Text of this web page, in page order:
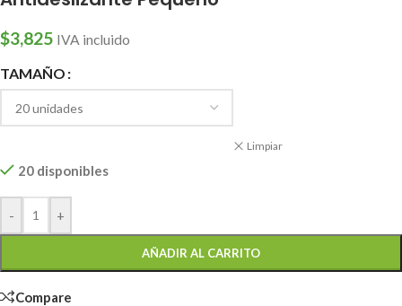
$3,825 IVA incluido
TAMAÑO
Limpiar
20 disponibles
- +
AÑADIR AL CARRITO
Compare